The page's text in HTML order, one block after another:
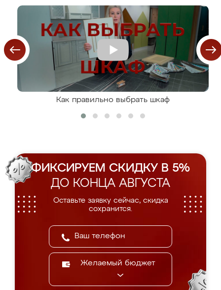
Как правильно выбрать шкаф
ФИКСИРУЕМ СКИДКУ В 5%
ДО КОНЦА АВГУСТА
Оставьте заявку сейчас, скидка
сохранится.
Желаемый бюджет